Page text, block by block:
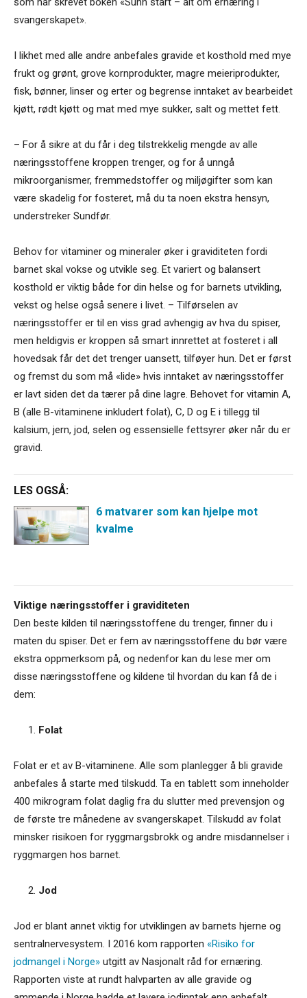
svangerskapet».
I likhet med alle andre anbefales gravide et kosthold med mye
frukt og grønt, grove kornprodukter, magre meieriprodukter,
fisk, bønner, linser og erter og begrense inntaket av bearbeidet
kjøtt, rødt kjøtt og mat med mye sukker, salt og mettet fett.
– For å sikre at du får i deg tilstrekkelig mengde av alle
næringsstoffene kroppen trenger, og for å unngå
mikroorganismer, fremmedstoffer og miljøgifter som kan
være skadelig for fosteret, må du ta noen ekstra hensyn,
understreker Sundfør.
Behov for vitaminer og mineraler øker i graviditeten fordi
barnet skal vokse og utvikle seg. Et variert og balansert
kosthold er viktig både for din helse og for barnets utvikling,
vekst og helse også senere i livet. – Tilførselen av
næringsstoffer er til en viss grad avhengig av hva du spiser,
men heldigvis er kroppen så smart innrettet at fosteret i all
hovedsak får det det trenger uansett, tilføyer hun. Det er først
og fremst du som må «lide» hvis inntaket av næringsstoffer
er lavt siden det da tærer på dine lagre. Behovet for vitamin A,
B (alle B-vitaminene inkludert folat), C, D og E i tillegg til
kalsium, jern, jod, selen og essensielle fettsyrer øker når du er
gravid.
LES OGSÅ:
6 matvarer som kan hjelpe mot
kvalme
Viktige næringsstoffer i graviditeten
Den beste kilden til næringsstoffene du trenger, finner du i
maten du spiser. Det er fem av næringsstoffene du bør være
ekstra oppmerksom på, og nedenfor kan du lese mer om
disse næringsstoffene og kildene til hvordan du kan få de i
dem:
Folat
Folat er et av B-vitaminene. Alle som planlegger å bli gravide
anbefales å starte med tilskudd. Ta en tablett som inneholder
400 mikrogram folat daglig fra du slutter med prevensjon og
de første tre månedene av svangerskapet. Tilskudd av folat
minsker risikoen for ryggmargsbrokk og andre misdannelser i
ryggmargen hos barnet.
Jod
Jod er blant annet viktig for utviklingen av barnets hjerne og
sentralnervesystem. I 2016 kom rapporten «Risiko for
jodmangel i Norge» utgitt av Nasjonalt råd for ernæring.
Rapporten viste at rundt halvparten av alle gravide og